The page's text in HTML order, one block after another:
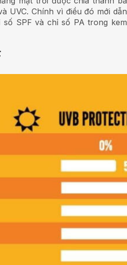
UVC. Chính vì điều đó mới dẫn
SPF và chỉ số PA trong kem